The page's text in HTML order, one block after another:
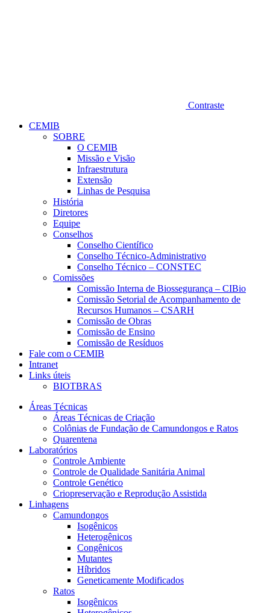
Contraste
CEMIB
SOBRE
O CEMIB
Missão e Visão
Infraestrutura
Extensão
Linhas de Pesquisa
História
Diretores
Equipe
Conselhos
Conselho Científico
Conselho Técnico-Administrativo
Conselho Técnico – CONSTEC
Comissões
Comissão Interna de Biossegurança – CIBio
Comissão Setorial de Acompanhamento de
Recursos Humanos – CSARH
Comissão de Obras
Comissão de Ensino
Comissão de Resíduos
Fale com o CEMIB
Intranet
Links úteis
BIOTBRAS
Áreas Técnicas
Áreas Técnicas de Criação
Colônias de Fundação de Camundongos e Ratos
Quarentena
Laboratórios
Controle Ambiente
Controle de Qualidade Sanitária Animal
Controle Genético
Criopreservação e Reprodução Assistida
Linhagens
Camundongos
Isogênicos
Heterogênicos
Congênicos
Mutantes
Híbridos
Geneticamente Modificados
Ratos
Isogênicos